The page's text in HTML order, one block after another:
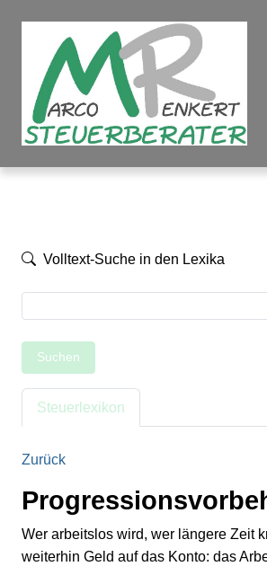
Volltext-Suche in den Lexika
Suchen
Steuerlexikon
Zurück
Wer arbeitslos wird, wer längere Zeit
weiterhin Geld auf das Konto: das